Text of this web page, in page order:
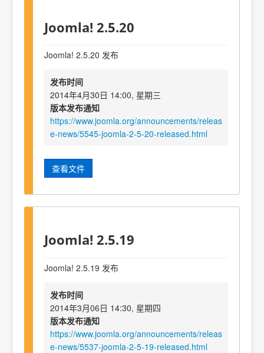
Joomla! 2.5.20
Joomla! 2.5.20 发布
发布时间
2014年4月30日 14:00, 星期三
版本发布通知
https://www.joomla.org/announcements/releas
e-news/5545-joomla-2-5-20-released.html
查看文件
Joomla! 2.5.19
Joomla! 2.5.19 发布
发布时间
2014年3月06日 14:30, 星期四
版本发布通知
https://www.joomla.org/announcements/releas
e-news/5537-joomla-2-5-19-released.html